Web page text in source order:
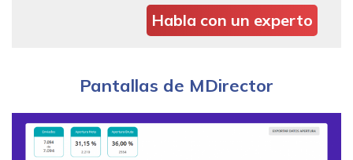
Habla con un experto
Pantallas de MDirector